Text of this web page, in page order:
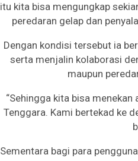
itu kita bisa mengungkap
peredaran gelap dan
Dengan kondisi tersebut ia
serta menjalin kolaborasi
maupun
“Sehingga kita bisa
Tenggara. Kami bertekad ke
Sementara bagi para